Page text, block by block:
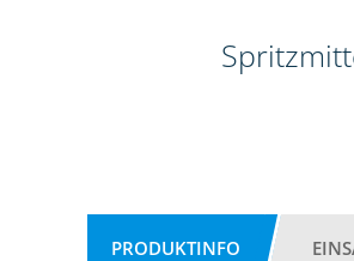
PRODUKTINFO